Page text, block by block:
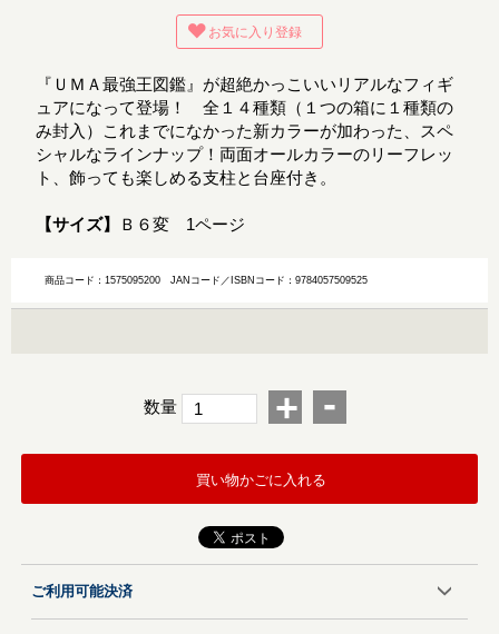
お気に入り登録
『ＵＭＡ最強王図鑑』が超絶かっこいいリアルなフィギ
ュアになって登場！ 全１４種類（１つの箱に１種類の
み封入）これまでになかった新カラーが加わった、スペ
シャルなラインナップ！両面オールカラーのリーフレッ
ト、飾っても楽しめる支柱と台座付き。
【サイズ】 Ｂ６変 1ページ
商品コード：1575095200JANコード／ISBNコード：9784057509525
数量 + -
買い物かごに入れる
ご利用可能決済